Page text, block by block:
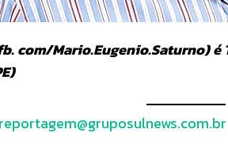
com/Mario.Eugenio.Saturno)
reportagem@gruposulnews.com.br